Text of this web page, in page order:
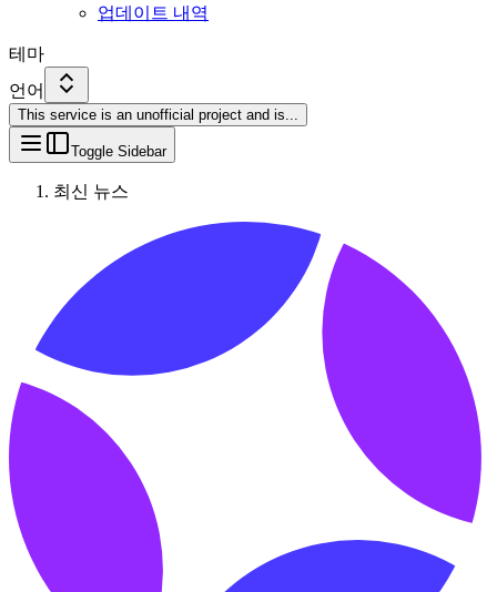
업데이트 내역
테마
언어
This service is an unofficial project and is...
Toggle Sidebar
최신 뉴스